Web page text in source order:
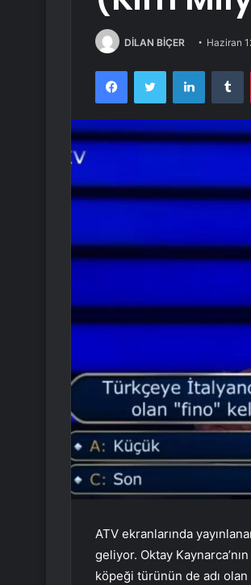
DİLAN BİÇER Haziran
FacebookTwitter LinkedIn
ATV ekranlarında
geliyor. Oktay
köpeği türünün de adı